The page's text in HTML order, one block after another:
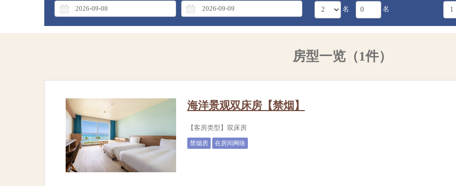
名
名
房型一览（1件）
海洋景观双床房【禁烟】
【客房类型】双床房
禁烟房 在房间网络